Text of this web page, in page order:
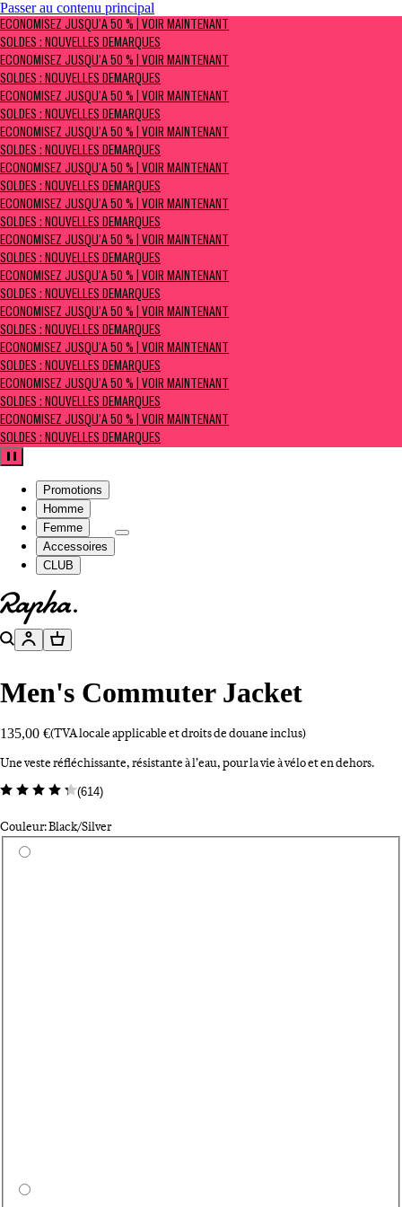
Passer au contenu principal
ÉCONOMISEZ JUSQU’À 50 % | Voir maintenant
Soldes : NOUVELLES DÉMARQUES
ÉCONOMISEZ JUSQU’À 50 % | VOIR MAINTENANT
SOLDES : NOUVELLES DÉMARQUES
ÉCONOMISEZ JUSQU’À 50 % | VOIR MAINTENANT
SOLDES : NOUVELLES DÉMARQUES
ÉCONOMISEZ JUSQU’À 50 % | VOIR MAINTENANT
SOLDES : NOUVELLES DÉMARQUES
ÉCONOMISEZ JUSQU’À 50 % | VOIR MAINTENANT
SOLDES : NOUVELLES DÉMARQUES
ÉCONOMISEZ JUSQU’À 50 % | VOIR MAINTENANT
SOLDES : NOUVELLES DÉMARQUES
ÉCONOMISEZ JUSQU’À 50 % | VOIR MAINTENANT
SOLDES : NOUVELLES DÉMARQUES
ÉCONOMISEZ JUSQU’À 50 % | VOIR MAINTENANT
SOLDES : NOUVELLES DÉMARQUES
ÉCONOMISEZ JUSQU’À 50 % | VOIR MAINTENANT
SOLDES : NOUVELLES DÉMARQUES
ÉCONOMISEZ JUSQU’À 50 % | VOIR MAINTENANT
SOLDES : NOUVELLES DÉMARQUES
ÉCONOMISEZ JUSQU’À 50 % | VOIR MAINTENANT
SOLDES : NOUVELLES DÉMARQUES
ÉCONOMISEZ JUSQU’À 50 % | VOIR MAINTENANT
SOLDES : NOUVELLES DÉMARQUES
ÉCONOMISEZ JUSQU’À 50 % | VOIR MAINTENANT
SOLDES : NOUVELLES DÉMARQUES
Pause
Promotions
Homme
Femme
Accessoires
CLUB
Aller à la page d’accueil
Rechercher
ComptePanier
Men's Commuter Jacket
135,00 €(TVA locale applicable et droits de douane inclus)
Une veste réfléchissante, résistante à l’eau, pour la vie à vélo et en dehors.
(614)
Couleur: Black/Silver
Sélectionnez une couleur